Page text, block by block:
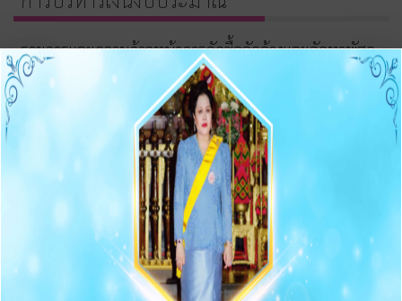
รายการและความก้าวหน้าการจัดซื้อจัดจ้างและจัดหาพัสดุ
ประกาศต่างๆ เกี่ยวกับการจัดซื้อจัดจ้าง/จัดหาพัสดุ
ความก้าวหน้าการจัดซื้อจัดจ้าง/จัดหาพัสดุ
O11 สรุปผลการจัดซื้อจัดจ้าง/จัดหาพัสดุรายเดือน
O12 รายงานสรุปผลการจัดซื้อจัดจ้าง/จัดหาพัสดุประจำปี
การบริหารและพัฒนาทรัพยากรบุคคล
O13 แผนบริหารและพัฒนาทรัพยากรบุคคล
การดำเนินการตามนโยบายบริหารทรัพยากรบุคคล
หลักเกณฑ์การบริหารและพัฒนาทรัพยากรบุคคล
O14 รายงานผลการบริหารและทรัพยากรบุคคลประจำปี